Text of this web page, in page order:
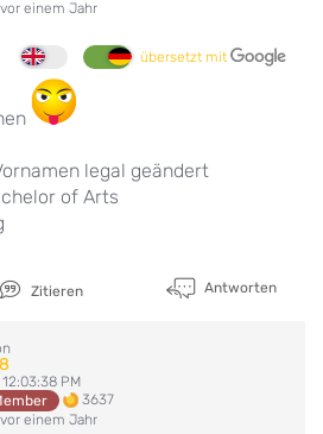
einem Jahr
übersetzt mit
legal geändert
of Arts
Zitieren Antworten
PM
3637
einem Jahr